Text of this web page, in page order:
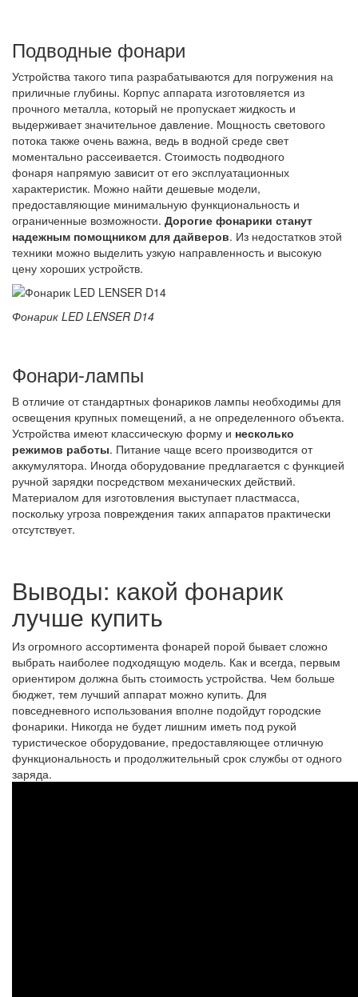
Подводные фонари
Устройства такого типа разрабатываются для погружения на
приличные глубины. Корпус аппарата изготовляется из
прочного металла, который не пропускает жидкость и
выдерживает значительное давление. Мощность светового
потока также очень важна, ведь в водной среде свет
моментально рассеивается. Стоимость подводного
фонаря напрямую зависит от его эксплуатационных
характеристик. Можно найти дешевые модели,
предоставляющие минимальную функциональность и
ограниченные возможности. Дорогие фонарики станут
надежным помощником для дайверов. Из недостатков этой
техники можно выделить узкую направленность и высокую
цену хороших устройств.
Фонарик LED LENSER D14
Фонари-лампы
В отличие от стандартных фонариков лампы необходимы для
освещения крупных помещений, а не определенного объекта.
Устройства имеют классическую форму и несколько
режимов работы. Питание чаще всего производится от
аккумулятора. Иногда оборудование предлагается с функцией
ручной зарядки посредством механических действий.
Материалом для изготовления выступает пластмасса,
поскольку угроза повреждения таких аппаратов практически
отсутствует.
Выводы: какой фонарик
лучше купить
Из огромного ассортимента фонарей порой бывает сложно
выбрать наиболее подходящую модель. Как и всегда, первым
ориентиром должна быть стоимость устройства. Чем больше
бюджет, тем лучший аппарат можно купить. Для
повседневного использования вполне подойдут городские
фонарики. Никогда не будет лишним иметь под рукой
туристическое оборудование, предоставляющее отличную
функциональность и продолжительный срок службы от одного
заряда.